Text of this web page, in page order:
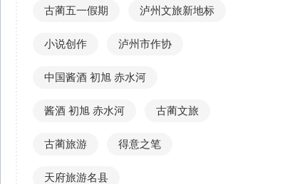
古蔺五一假期 泸州文旅新地标
小说创作 泸州市作协
中国酱酒 初旭 赤水河
酱酒 初旭 赤水河 古蔺文旅
古蔺旅游 得意之笔
天府旅游名县